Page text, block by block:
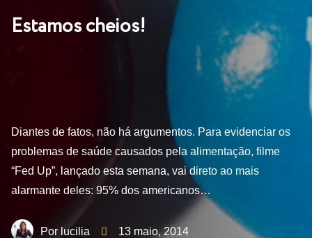
Estamos cheios!
Diantes de fatos, não há argumentos. Para evidenciar os
problemas de saúde causados pela alimentação, filme
“Fed Up”, lançado esta semana, vai direto ao mais
alarmante deles: 95% dos americanos…
lucilia 13 maio, 2014